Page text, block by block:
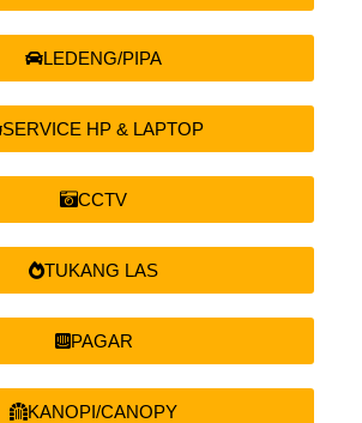
LEDENG/PIPA
SERVICE HP & LAPTOP
CCTV
TUKANG LAS
PAGAR
KANOPI/CANOPY